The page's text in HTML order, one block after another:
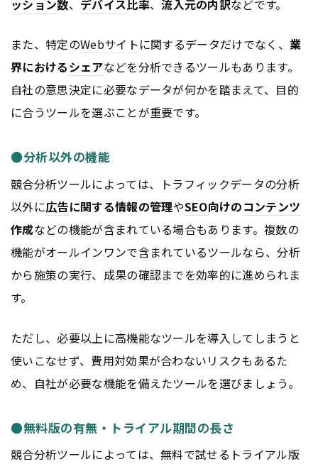
ッション数、 デバイス比率、流入元の内訳などです。
また、特定のWebサイトに関するデータだけでなく、 業
界におけるシェアなどを分析できるツールもあります。
自社の意思決定に必要なデータが何かを踏まえて、目的
に合うツールを選ぶことが重要です。
●分析以外の機能
競合分析ツールによっては、トラフィックデータの分析
以外に広告に関する情報の管理やSEO向けのコンテンツ
作成などの機能が含まれている場合もあります。複数の
機能がオールインワンで含まれているツールなら、分析
から施策の実行、成果の確認までを効率的に進められま
す。
ただし、必要以上に高機能なツールを導入してしまうと
使いこなせず、費用対効果が合わないリスクもあるた
め、自社が必要な機能を備えたツールを選びましょう。
●無料版の有無・トライアル期間の長さ
競合分析ツールによっては、無料で試せるトライアル版